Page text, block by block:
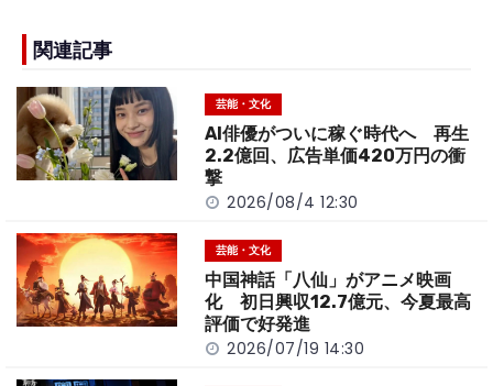
e
b
o
o
k
n
k
関連記事
芸能・文化
AI俳優がついに稼ぐ時代へ 再生
2.2億回、広告単価420万円の衝
撃
2026/08/4 12:30
芸能・文化
中国神話「八仙」がアニメ映画
化 初日興収12.7億元、今夏最高
評価で好発進
2026/07/19 14:30